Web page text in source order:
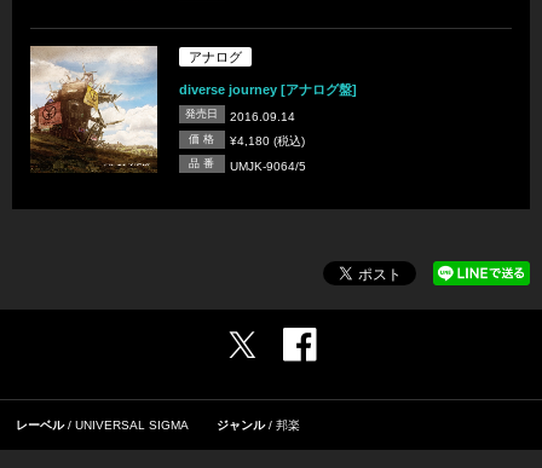
アナログ
diverse journey [アナログ盤]
発売日 2016.09.14
価 格 ¥4,180 (税込)
品 番 UMJK-9064/5
レーベル UNIVERSAL SIGMA ジャンル 邦楽